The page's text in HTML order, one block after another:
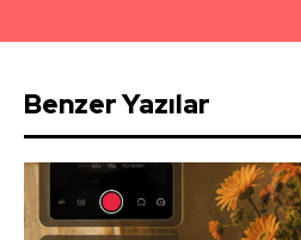
Benzer Yazılar